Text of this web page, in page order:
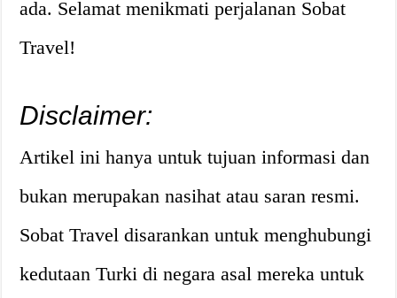
ada. Selamat menikmati perjalanan Sobat
Travel!
Disclaimer:
Artikel ini hanya untuk tujuan informasi dan
bukan merupakan nasihat atau saran resmi.
Sobat Travel disarankan untuk menghubungi
kedutaan Turki di negara asal mereka untuk